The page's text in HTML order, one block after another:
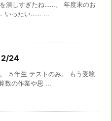
潰しすぎたね……。 年度末のお
いったい…… ...
2/24
５年生 テストのみ。 もう受験
数の作業や思 ...